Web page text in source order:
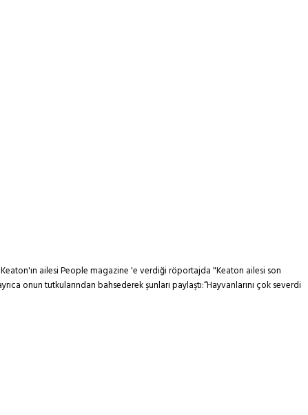
ailesi People magazine 'e verdiği röportajda "Keaton ailesi son
onun tutkularından bahsederek şunları paylaştı:“Hayvanlarını çok severdi